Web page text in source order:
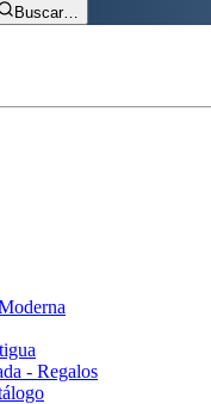
Buscar…
- Regalos